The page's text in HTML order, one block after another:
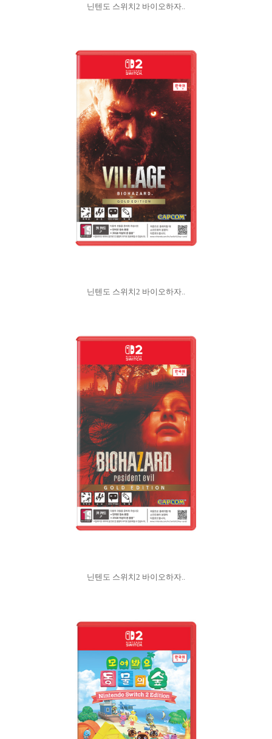
닌텐도 스위치2 바이오하자..
닌텐도 스위치2 바이오하자..
닌텐도 스위치2 바이오하자..